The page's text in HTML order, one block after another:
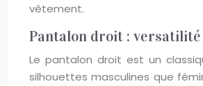
vêtement.
Pantalon droit :
Le pantalon droit est un
silhouettes masculines que